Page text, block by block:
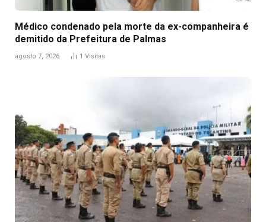
Médico condenado pela morte da ex-companheira é
demitido da Prefeitura de Palmas
agosto 7, 2026 1 Visitas